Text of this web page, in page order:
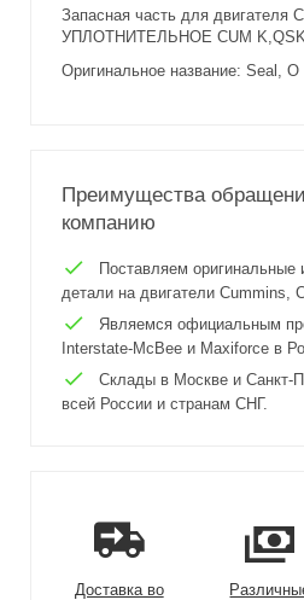
Запасная часть для
УПЛОТНИТЕЛЬНОЕ CUM K,QSK
Оригинальное название: Seal, O
Преимущества
компанию
Поставляем оригинальные
детали на двигатели Cummins,
Являемся официальным
Interstate-McBee и Maxiforce в
Склады в Москве и Санкт-
всей России и странам СНГ.
Доставка во